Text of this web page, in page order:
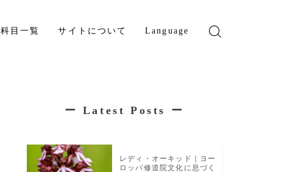
科目一覧 サイトについて Language
ー Latest Posts ー
レディ・オーキッド｜ヨー
ロッパ修道院文化に息づく